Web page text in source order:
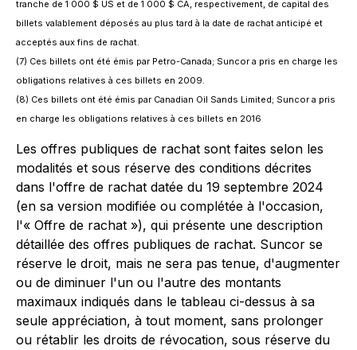
tranche de 1 000 $ US et de 1 000 $ CA, respectivement, de capital des
billets valablement déposés au plus tard à la date de rachat anticipé et
acceptés aux fins de rachat.
(7) Ces billets ont été émis par Petro-Canada; Suncor a pris en charge les
obligations relatives à ces billets en 2009.
(8) Ces billets ont été émis par Canadian Oil Sands Limited; Suncor a pris
en charge les obligations relatives à ces billets en 2016
Les offres publiques de rachat sont faites selon les
modalités et sous réserve des conditions décrites
dans l'offre de rachat datée du 19 septembre 2024
(en sa version modifiée ou complétée à l'occasion,
l'« Offre de rachat »), qui présente une description
détaillée des offres publiques de rachat. Suncor se
réserve le droit, mais ne sera pas tenue, d'augmenter
ou de diminuer l'un ou l'autre des montants
maximaux indiqués dans le tableau ci-dessus à sa
seule appréciation, à tout moment, sans prolonger
ou rétablir les droits de révocation, sous réserve du